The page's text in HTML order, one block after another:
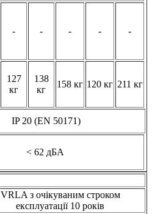
- - - - -
127
кг
138
кг
158 кг 120 кг 211 кг
IP 20 (EN 50171)
< 62 дБА
VRLA з очікуваним строком
експлуатації 10 років